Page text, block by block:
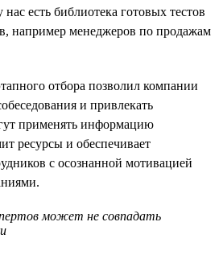
есть библиотека готовых тестов
например менеджеров по продажам
отбора позволил компании
и привлекать
применять информацию
ресурсы и обеспечивает
с осознанной мотивацией
может не совпадать